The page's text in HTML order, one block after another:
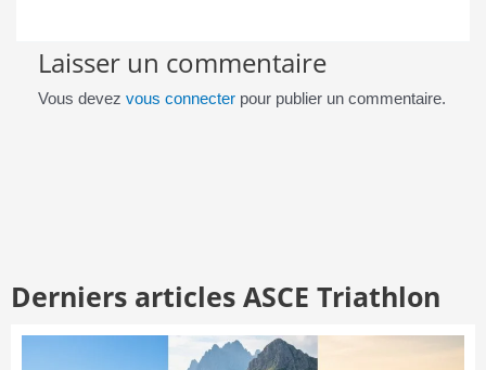
Laisser un commentaire
Vous devez vous connecterpour publier un commentaire.
Derniers articles ASCE Triathlon